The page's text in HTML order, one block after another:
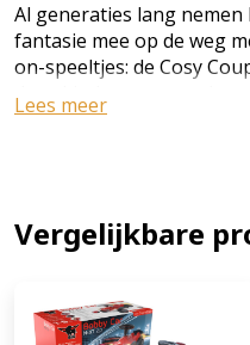
Al generaties lang
fantasie mee op de weg
on-speeltjes: de Cosy
door kinderen
ladybird-look, compleet
Achter en opbergruimte
zoals een ""contactslot""
banden Voorwielen
(EAN: 0050743170584)
Lees meer
Vergelijkbare